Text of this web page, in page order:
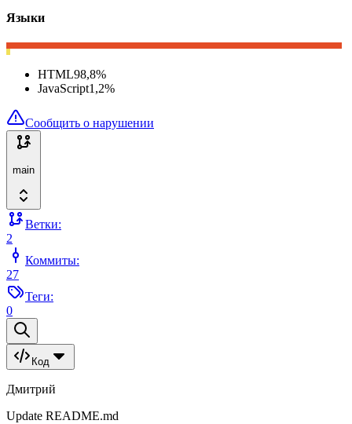
Языки
HTML98,8%
JavaScript1,2%
Сообщить о нарушении
main
Ветки:
2
Коммиты:
27
Теги:
0
Код
Дмитрий
Update README.md